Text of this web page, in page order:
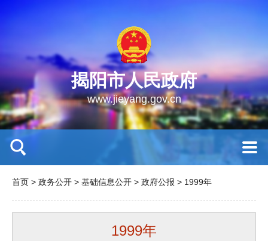
揭阳市人民政府
www.jieyang.gov.cn
首页 > 政务公开 > 基础信息公开 > 政府公报 > 1999年
1999年